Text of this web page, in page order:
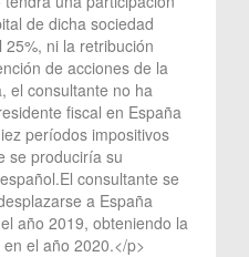
de dicha sociedad
ni la retribución
de acciones de la
el consultante no ha
fiscal en España
períodos impositivos
se produciría su
consultante se
a España
año 2019, obteniendo la
el año 2020.</p>